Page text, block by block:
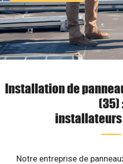
Installation de
(35)
Notre entreprise de